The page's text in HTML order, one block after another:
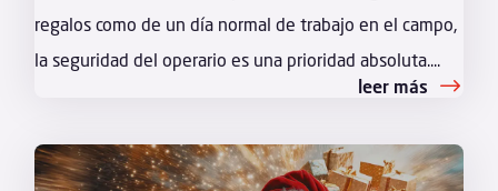
regalos como de un día normal de trabajo en el campo,
la seguridad del operario es una prioridad absoluta....
leer más